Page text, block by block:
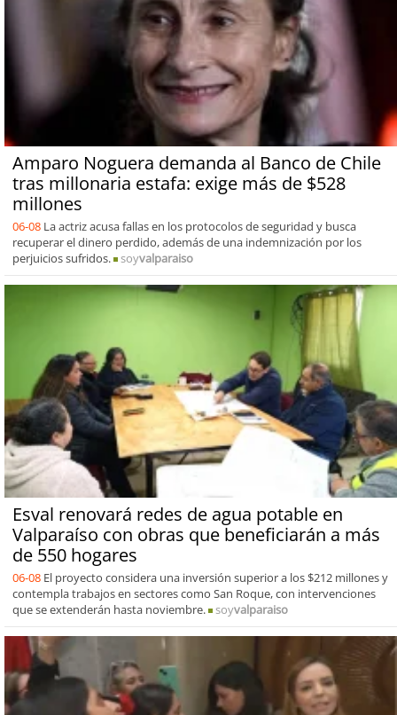
Amparo Noguera demanda al Banco de Chile
tras millonaria estafa: exige más de $528
millones
06-08 La actriz acusa fallas en los protocolos de seguridad y busca
recuperar el dinero perdido, además de una indemnización por los
perjuicios sufridos.
soyvalparaiso
Esval renovará redes de agua potable en
Valparaíso con obras que beneficiarán a más
de 550 hogares
06-08 El proyecto considera una inversión superior a los $212 millones y
contempla trabajos en sectores como San Roque, con intervenciones
que se extenderán hasta noviembre.
soyvalparaiso